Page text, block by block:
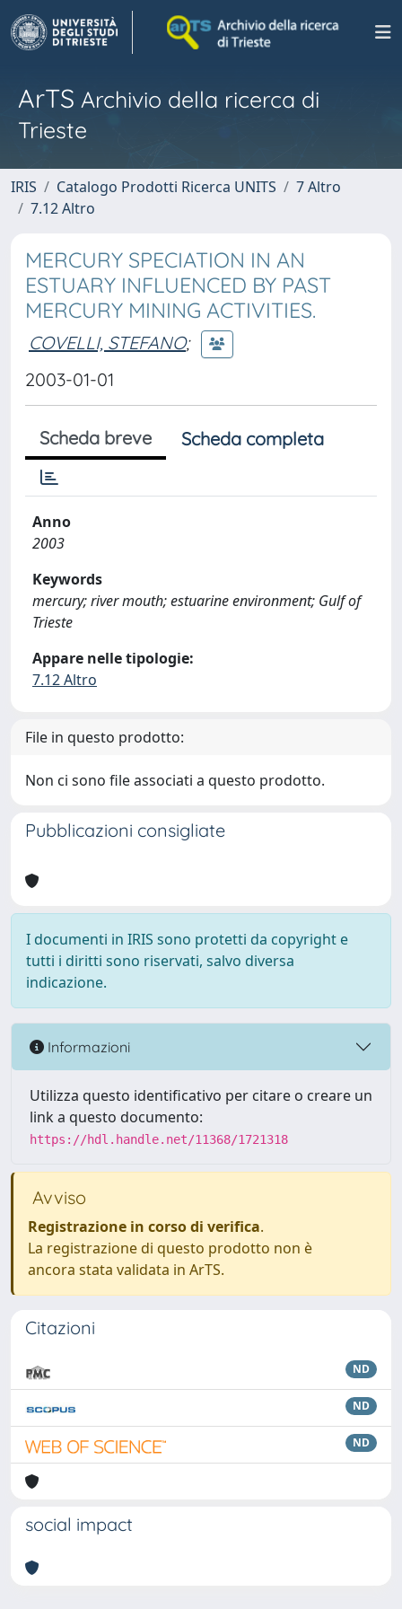
ArTS Archivio della ricerca di
Trieste
IRIS Catalogo Prodotti Ricerca UNITS
7 Altro
7.12 Altro
MERCURY SPECIATION IN AN
ESTUARY INFLUENCED BY PAST
MERCURY MINING ACTIVITIES.
COVELLI, STEFANO;
2003-01-01
Scheda breve Scheda completa
Anno
2003
Keywords
mercury; river mouth; estuarine environment; Gulf of
Trieste
Appare nelle tipologie:
7.12 Altro
File in questo prodotto:
Non ci sono file associati a questo prodotto.
Pubblicazioni consigliate
I documenti in IRIS sono protetti da copyright e
tutti i diritti sono riservati, salvo diversa
indicazione.
Informazioni
Utilizza questo identificativo per citare o creare un
link a questo documento:
https://hdl.handle.net/11368/1721318
Avviso
Registrazione in corso di verifica.
La registrazione di questo prodotto non è
ancora stata validata in ArTS.
Citazioni
ND
ND
ND
social impact